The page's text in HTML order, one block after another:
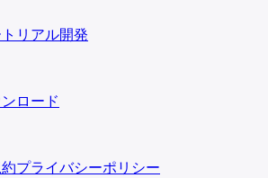
リアル開発
ロード
プライバシーポリシー